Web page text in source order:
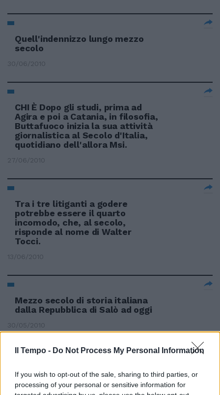
Il Tempo - Do Not Process My Personal Information
If you wish to opt-out of the sale, sharing to third parties, or
processing of your personal or sensitive information for
Quell'indennizzo lungo mezzo
secolo
30/06/2010
CHI È Dopo gli studi, prima ad
Agira e poi a Catania, in filosofia,
Buttafuoco inizia la sua attività
giornalistica al Secolo d'Italia,
quotidiano dell'allora Msi.
27/06/2010
Tra i tre litiganti a godere
potrebbe essere il quarto
incomodo, che, al secolo,
risponde al nome di Walter
Tocci.
13/06/2010
Mezzo secolo di storia italiana
dalla Repubblica di Salò ad oggi
30/05/2010
Ma del XIX